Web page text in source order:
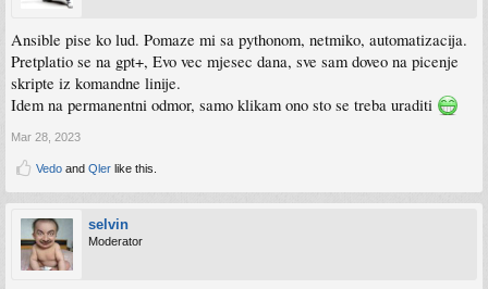
Ansible pise ko lud. Pomaze mi sa pythonom, netmiko, automatizacija.
Pretplatio se na gpt+, Evo vec mjesec dana, sve sam doveo na picenje
skripte iz komandne linije.
Idem na permanentni odmor, samo klikam ono sto se treba uraditi
Mar 28, 2023
Vedo and Qler like this.
selvin
Moderator